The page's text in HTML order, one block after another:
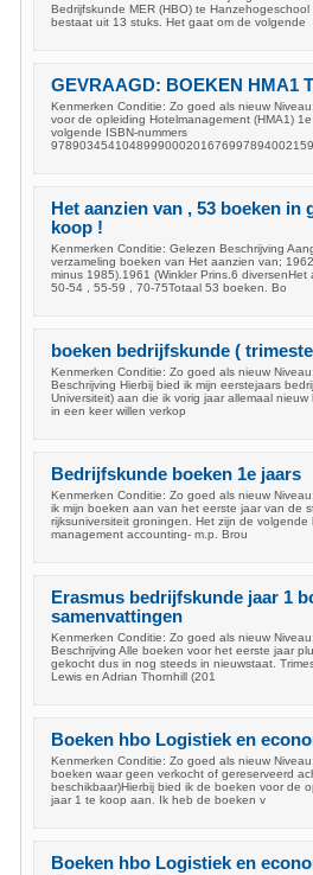
Bedrijfskunde MER (HBO) te
bestaat uit 13 stuks. Het gaat om de volgende
GEVRAAGD: BOEKEN HMA1
Kenmerken Conditie: Zo goed als nieuw
voor de opleiding Hotelmanagement (HMA1)
volgende ISBN-nummers
Het aanzien van , 53 boeken in
koop !
Kenmerken Conditie: Gelezen Beschrijving
verzameling boeken van Het aanzien van;
minus 1985).1961 (Winkler Prins.6 diversenHet
50-54 , 55-59 , 70-75Totaal 53 boeken. Bo
boeken bedrijfskunde (
Kenmerken Conditie: Zo goed als nieuw
Beschrijving Hierbij bied ik mijn eerstejaars
Universiteit) aan die ik vorig jaar allemaal
in een keer willen verkop
Bedrijfskunde boeken 1e jaars
Kenmerken Conditie: Zo goed als nieuw
ik mijn boeken aan van het eerste jaar van de
rijksuniversiteit groningen. Het zijn de volgende
management accounting- m.p. Brou
Erasmus bedrijfskunde jaar 1
samenvattingen
Kenmerken Conditie: Zo goed als nieuw
Beschrijving Alle boeken voor het eerste jaar
gekocht dus in nog steeds in nieuwstaat.
Lewis en Adrian Thornhill (201
Boeken hbo Logistiek en
Kenmerken Conditie: Zo goed als nieuw
boeken waar geen verkocht of gereserveerd
beschikbaar)Hierbij bied ik de boeken voor de
jaar 1 te koop aan. Ik heb de boeken v
Boeken hbo Logistiek en